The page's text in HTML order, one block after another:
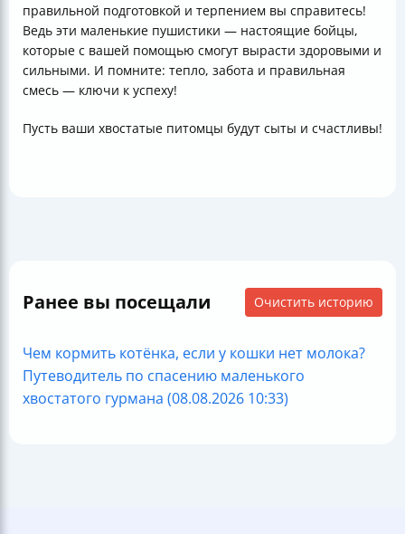
правильной подготовкой и терпением вы справитесь!
Ведь эти маленькие пушистики — настоящие бойцы,
которые с вашей помощью смогут вырасти здоровыми и
сильными. И помните: тепло, забота и правильная
смесь — ключи к успеху!
Пусть ваши хвостатые питомцы будут сыты и счастливы!
Ранее вы посещали Очистить историю
Чем кормить котёнка, если у кошки нет молока?
Путеводитель по спасению маленького
хвостатого гурмана (08.08.2026 10:33)